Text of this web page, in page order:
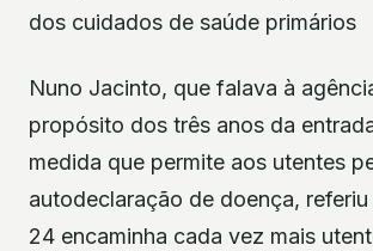
dos cuidados de saúde primários
Nuno Jacinto, que falava à
propósito dos três anos da
medida que permite aos utentes
autodeclaração de doença, referiu
24 encaminha cada vez mais